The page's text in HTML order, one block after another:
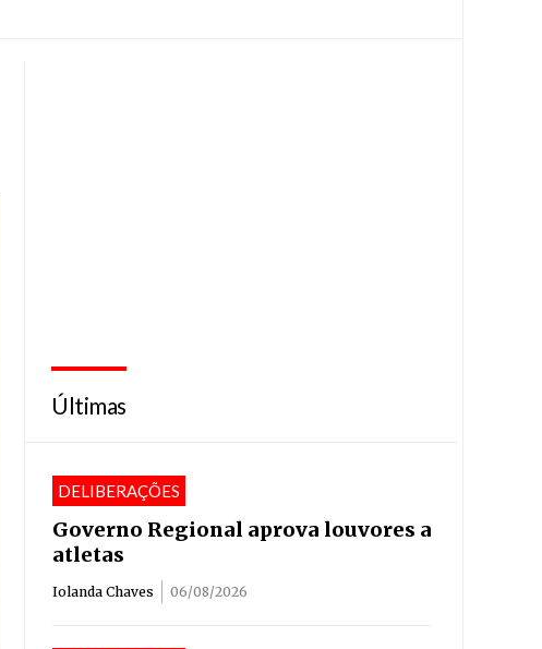
Últimas
DELIBERAÇÕES
Governo Regional aprova louvores a
atletas
Iolanda Chaves 06/08/2026